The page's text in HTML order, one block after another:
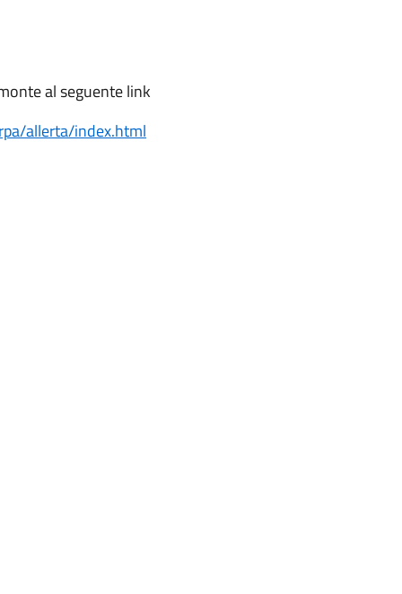
al seguente link
allerta/index.html